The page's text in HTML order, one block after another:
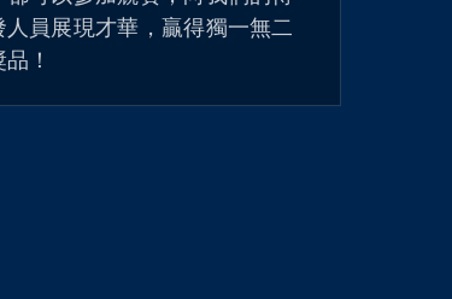
員展現才華，贏得獨一無二
！